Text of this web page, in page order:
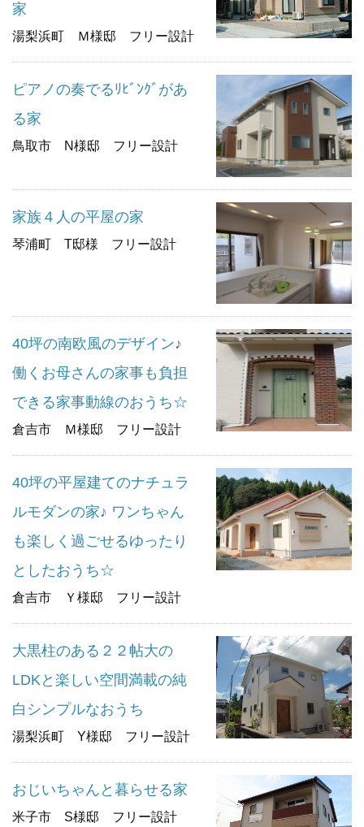
家
湯梨浜町 Ｍ様邸 フリー設計
ピアノの奏でるﾘﾋﾞﾝｸﾞがあ
る家
鳥取市 N様邸 フリー設計
家族４人の平屋の家
琴浦町 T邸様 フリー設計
40坪の南欧風のデザイン♪
働くお母さんの家事も負担
できる家事動線のおうち☆
倉吉市 Ｍ様邸 フリー設計
40坪の平屋建てのナチュラ
ルモダンの家♪ ワンちゃん
も楽しく過ごせるゆったり
としたおうち☆
倉吉市 Ｙ様邸 フリー設計
大黒柱のある２２帖大の
LDKと楽しい空間満載の純
白シンプルなおうち
湯梨浜町 Y様邸 フリー設計
おじいちゃんと暮らせる家
米子市 S様邸 フリー設計